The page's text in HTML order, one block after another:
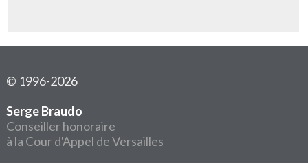
© 1996-2026
Serge Braudo
Conseiller honoraire
à la Cour d'Appel de Versailles